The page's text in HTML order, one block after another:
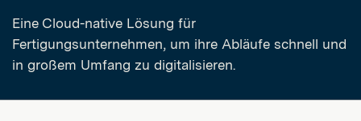
Eine Cloud-native Lösung für
Fertigungsunternehmen, um ihre Abläufe schnell und
in großem Umfang zu digitalisieren.